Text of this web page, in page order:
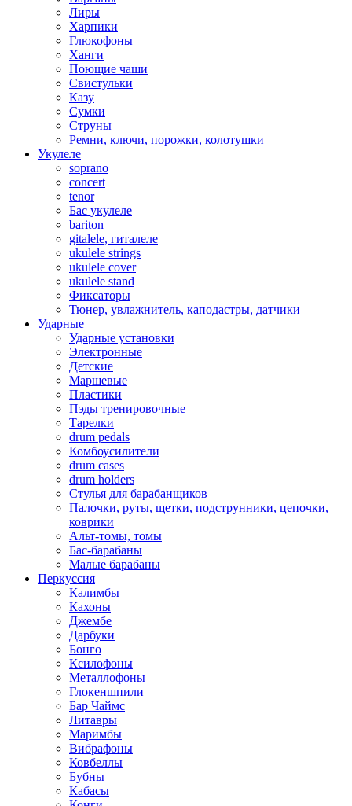
Лиры
Харпики
Глюкофоны
Ханги
Поющие чаши
Свистульки
Казу
Сумки
Струны
Ремни, ключи, порожки, колотушки
Укулеле
soprano
concert
tenor
Бас укулеле
bariton
gitalele, гиталеле
ukulele strings
ukulele cover
ukulele stand
Фиксаторы
Тюнер, увлажнитель, каподастры, датчики
Ударные
Ударные установки
Электронные
Детские
Маршевые
Пластики
Пэды тренировочные
Тарелки
drum pedals
Комбоусилители
drum cases
drum holders
Стулья для барабанщиков
Палочки, руты, щетки, подструнники, цепочки,
коврики
Альт-томы, томы
Бас-барабаны
Малые барабаны
Перкуссия
Калимбы
Кахоны
Джембе
Дарбуки
Бонго
Ксилофоны
Металлофоны
Глокеншпили
Бар Чаймс
Литавры
Маримбы
Вибрафоны
Ковбеллы
Бубны
Кабасы